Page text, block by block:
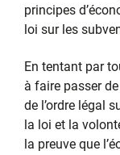
principes
loi sur les
En tentant par
à faire passer
de l’ordre légal
la loi et la
la preuve que